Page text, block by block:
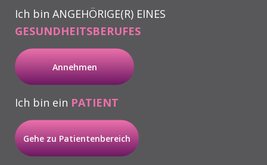
Augenheilkunde
Autologe Fibrinformulierungen aus
Plasma, die reich an
Wachstumsfaktoren sind, dienen
Ich bin ANGEHÖRIGE(R) EINES
GESUNDHEITSBERUFES
Annehmen
Ich bin ein PATIENT
Gehe zu Patientenbereich